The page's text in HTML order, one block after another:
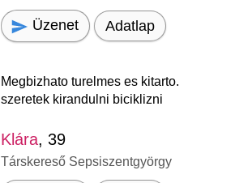
Üzenet Adatlap
Megbizhato turelmes es kitarto.
szeretek kirandulni biciklizni
Klára, 39
Társkereső Sepsiszentgyörgy